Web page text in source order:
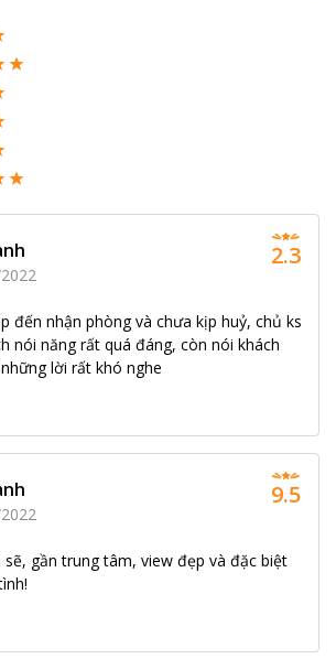
đến nhận phòng và chưa kịp huỷ, chủ ks
nói năng rất quá đáng, còn nói khách
lời rất khó nghe
2.3
sẽ, gần trung tâm, view đẹp và đặc biệt
9.5